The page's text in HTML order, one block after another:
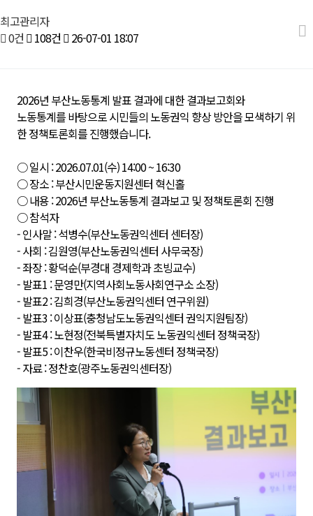
최고관리자
0건
108건 26-07-01 18:07
2026년 부산노동통계 발표 결과에 대한 결과보고회와
노동통계를 바탕으로 시민들의 노동권익 향상 방안을 모색하기 위
한 정책토론회를 진행했습니다.
○ 일시 : 2026.07.01(수) 14:00 ~ 16:30
○ 장소 : 부산시민운동지원센터 혁신홀
○ 내용 : 2026년 부산노동통계 결과보고 및 정책토론회 진행
○ 참석자
- 인사말 : 석병수(부산노동권익센터 센터장)
- 사회 : 김원영(부산노동권익센터 사무국장)
- 좌장 : 황덕순(부경대 경제학과 초빙교수)
- 발표1 : 문영만(지역사회노동사회연구소 소장)
- 발표2 : 김희경(부산노동권익센터 연구위원)
- 발표3 : 이상표(충청남도노동권익센터 권익지원팀장)
- 발표4 : 노현정(전북특별자치도 노동권익센터 정책국장)
- 발표5 : 이찬우(한국비정규노동센터 정책국장)
- 자료 : 정찬호(광주노동권익센터장)